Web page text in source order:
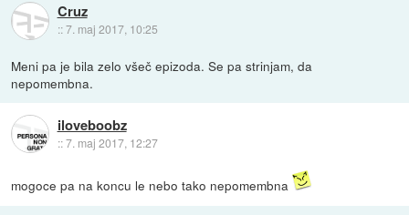
Cruz
::7. maj 2017, 10:25
Meni pa je bila zelo všeč epizoda. Se pa strinjam, da
nepomembna.
iloveboobz
::7. maj 2017, 12:27
mogoce pa na koncu le nebo tako nepomembna